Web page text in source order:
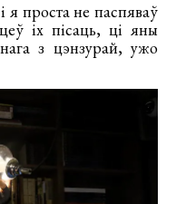
проста не паспяваў
іх пісаць, ці яны
з цэнзурай, ужо